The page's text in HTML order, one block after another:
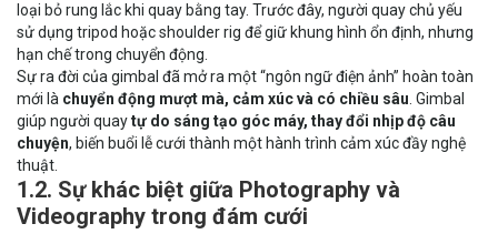
loại bỏ rung lắc khi quay bằng tay. Trước đây, người quay chủ yếu
sử dụng tripod hoặc shoulder rig để giữ khung hình ổn định, nhưng
hạn chế trong chuyển động.
Sự ra đời của gimbal đã mở ra một “ngôn ngữ điện ảnh” hoàn toàn
mới là chuyển động mượt mà, cảm xúc và có chiều sâu. Gimbal
giúp người quaytự do sáng tạo góc máy, thay đổi nhịp độ câu
chuyện, biến buổi lễ cưới thành một hành trình cảm xúc đầy nghệ
thuật.
1.2. Sự khác biệt giữa Photography và
Videography trong đám cưới